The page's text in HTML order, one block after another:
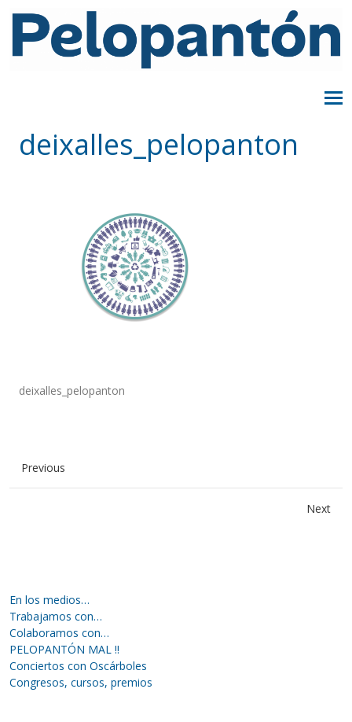
deixalles_pelopanton
deixalles_pelopanton
Previous
Next
En los medios…
Trabajamos con…
Colaboramos con…
PELOPANTÓN MAL !!
Conciertos con Oscárboles
Congresos, cursos, premios